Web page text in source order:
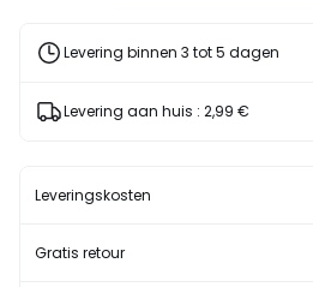
Levering binnen 3 tot 5 dagen
Levering aan huis : 2,99 €
Leveringskosten
Gratis retour